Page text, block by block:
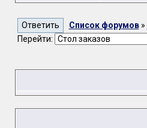
Список форумов»
Перейти: